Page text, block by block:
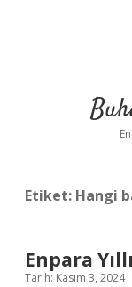
Etiket: Hangi
Enpara
Tarih: Kasım 3, 2024